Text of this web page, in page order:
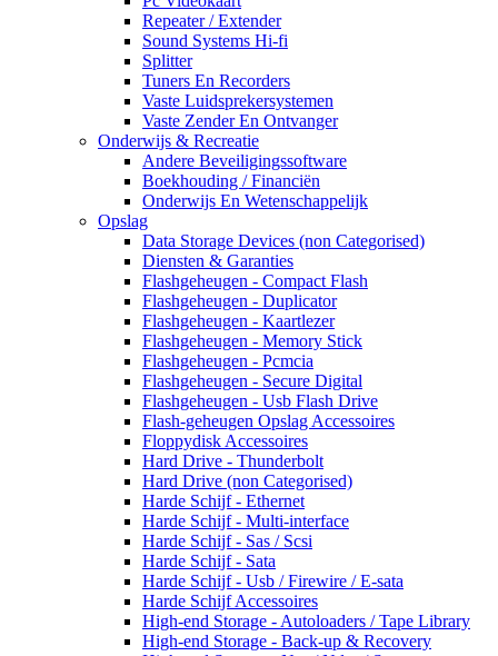
Repeater / Extender
Sound Systems Hi-fi
Splitter
Tuners En Recorders
Vaste Luidsprekersystemen
Vaste Zender En Ontvanger
Onderwijs & Recreatie
Andere Beveiligingssoftware
Boekhouding / Financiën
Onderwijs En Wetenschappelijk
Opslag
Data Storage Devices (non Categorised)
Diensten & Garanties
Flashgeheugen - Compact Flash
Flashgeheugen - Duplicator
Flashgeheugen - Kaartlezer
Flashgeheugen - Memory Stick
Flashgeheugen - Pcmcia
Flashgeheugen - Secure Digital
Flashgeheugen - Usb Flash Drive
Flash-geheugen Opslag Accessoires
Floppydisk Accessoires
Hard Drive - Thunderbolt
Hard Drive (non Categorised)
Harde Schijf - Ethernet
Harde Schijf - Multi-interface
Harde Schijf - Sas / Scsi
Harde Schijf - Sata
Harde Schijf - Usb / Firewire / E-sata
Harde Schijf Accessoires
High-end Storage - Autoloaders / Tape Library
High-end Storage - Back-up & Recovery